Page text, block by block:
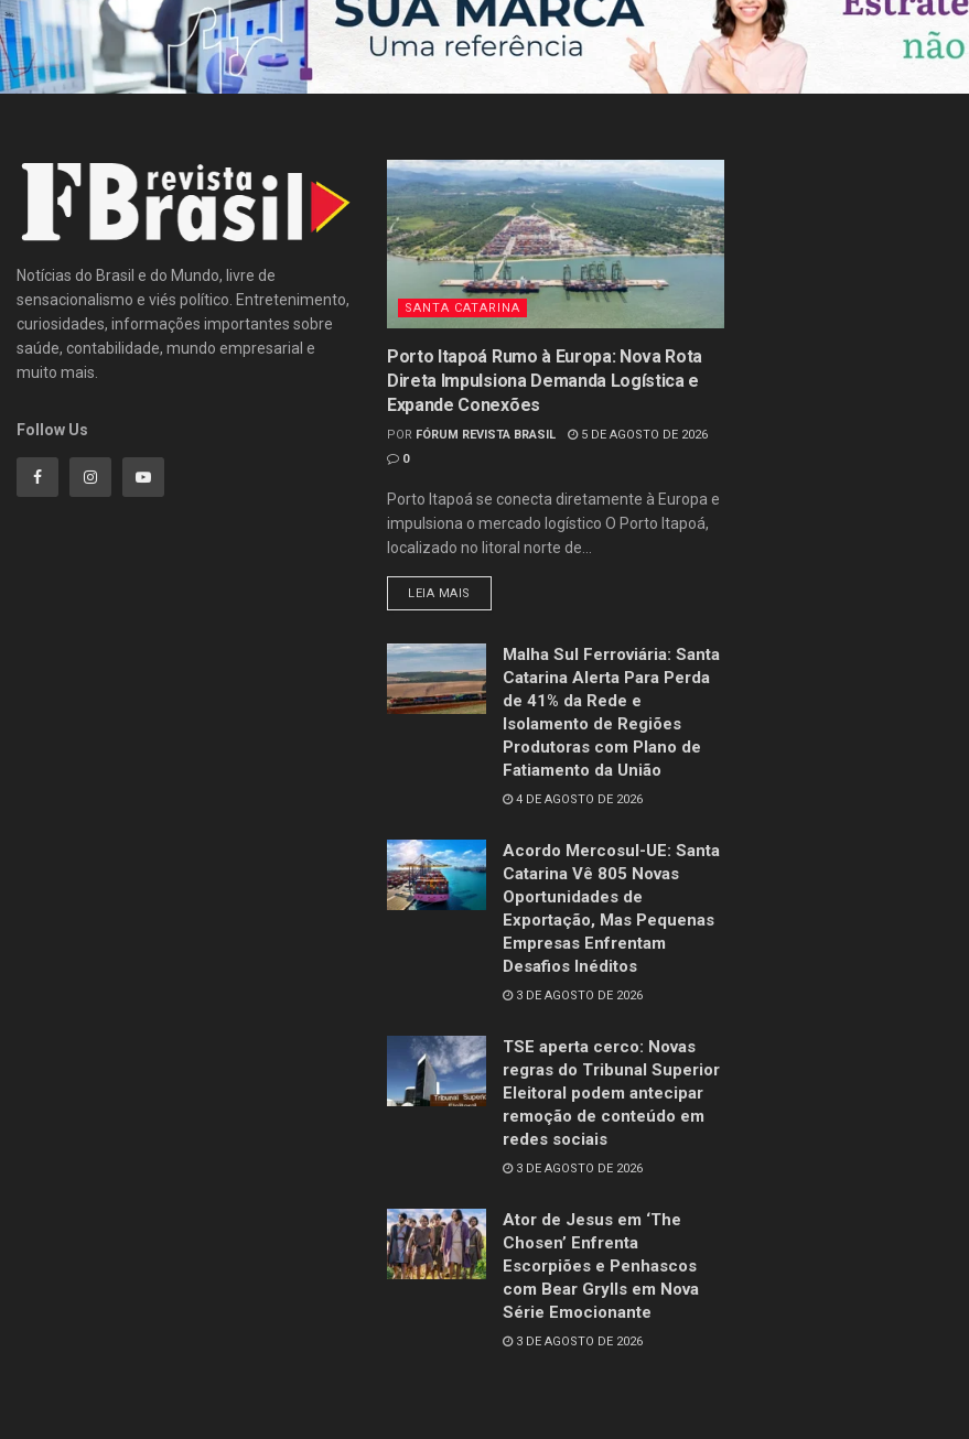
Notícias do Brasil e do Mundo, livre de
sensacionalismo e viés político. Entretenimento,
curiosidades, informações importantes sobre
saúde, contabilidade, mundo empresarial e
muito mais.
Follow Us
SANTA CATARINA
Porto Itapoá Rumo à Europa: Nova Rota
Direta Impulsiona Demanda Logística e
Expande Conexões
POR FÓRUM REVISTA BRASIL
5 DE AGOSTO DE 2026
0
Porto Itapoá se conecta diretamente à Europa e
impulsiona o mercado logístico O Porto Itapoá,
localizado no litoral norte de...
LEIA MAIS
Malha Sul Ferroviária: Santa
Catarina Alerta Para Perda
de 41% da Rede e
Isolamento de Regiões
Produtoras com Plano de
Fatiamento da União
4 DE AGOSTO DE 2026
Acordo Mercosul-UE: Santa
Catarina Vê 805 Novas
Oportunidades de
Exportação, Mas Pequenas
Empresas Enfrentam
Desafios Inéditos
3 DE AGOSTO DE 2026
TSE aperta cerco: Novas
regras do Tribunal Superior
Eleitoral podem antecipar
remoção de conteúdo em
redes sociais
3 DE AGOSTO DE 2026
Ator de Jesus em ‘The
Chosen’ Enfrenta
Escorpiões e Penhascos
com Bear Grylls em Nova
Série Emocionante
3 DE AGOSTO DE 2026